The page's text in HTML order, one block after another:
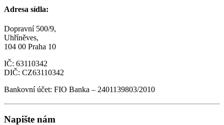
Adresa sídla:
Dopravní 500/9,
Uhříněves,
104 00 Praha 10
IČ: 63110342
DIČ: CZ63110342
Bankovní účet: FIO Banka – 2401139803/2010
Napište nám